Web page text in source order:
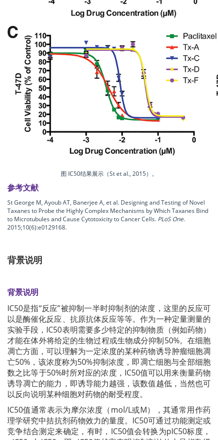
图 IC50结果展示（St et al., 2015）。
参考文献
St George M, Ayoub AT, Banerjee A, et al. Designing and Testing of Novel
Taxanes to Probe the Highly Complex Mechanisms by Which Taxanes Bind
to Microtubules and Cause Cytotoxicity to Cancer Cells. PLoS One.
2015;10(6):e0129168.
背景说明
背景说明
IC50是指“反应”被抑制一半时抑制剂的浓度，这里的反应可
以是酶催化反应、抗原抗体反应等等。作为一种定量测量的
实验手段，IC50表明需要多少特定的抑制物质（例如药物）
才能在体外将给定的生物过程或生物成分抑制50%。在细胞
凋亡方面，可以理解为一定浓度的某种药物诱导肿瘤细胞凋
亡50%，该浓度称为50%抑制浓度，即凋亡细胞与全部细胞
数之比等于50%时所对应的浓度，IC50值可以用来衡量药物
诱导凋亡的能力，即诱导能力越强，该数值越低，当然也可
以反向说明某种细胞对药物的耐受程度。
IC50值通常表示为摩尔浓度（mol/L或M），其通常用作药
理学研究中拮抗剂药物效力的量度。IC50可通过功能测定或
竞争结合测定来确定，有时，IC50值会转换为pIC50标度，